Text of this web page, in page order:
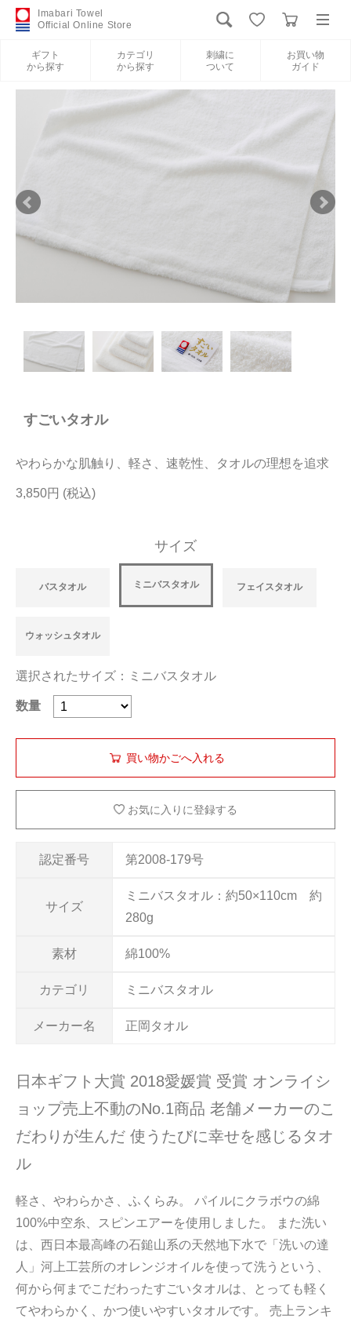
Imabari Towel
Official Online Store
ギフト
から探す
カテゴリ
から探す
刺繍に
ついて
お買い物
ガイド
新規会員登録
当サイトについて
すごいタオル
やわらかな肌触り、軽さ、速乾性、タオルの理想を追求
3,850円
認定番号 第2008-179号
サイズ
ミニバスタオル：約50×110cm 約
280g
素材 綿100%
カテゴリ ミニバスタオル
メーカー名 正岡タオル
サイズ
バスタオル ミニバスタオル フェイスタオル
ウォッシュタオル
選択されたサイズ：ミニバスタオル
数量
お気に入りに登録する
日本ギフト大賞 2018愛媛賞 受賞 オンライシ
ョップ売上不動のNo.1商品 老舗メーカーのこ
だわりが生んだ 使うたびに幸せを感じるタオ
ル
軽さ、やわらかさ、ふくらみ。 パイルにクラボウの綿
100%中空糸、スピンエアーを使用しました。 また洗い
は、西日本最高峰の石鎚山系の天然地下水で「洗いの達
人」河上工芸所のオレンジオイルを使って洗うという、
何から何までこだわったすごいタオルは、とっても軽く
てやわらかく、かつ使いやすいタオルです。 売上ランキ